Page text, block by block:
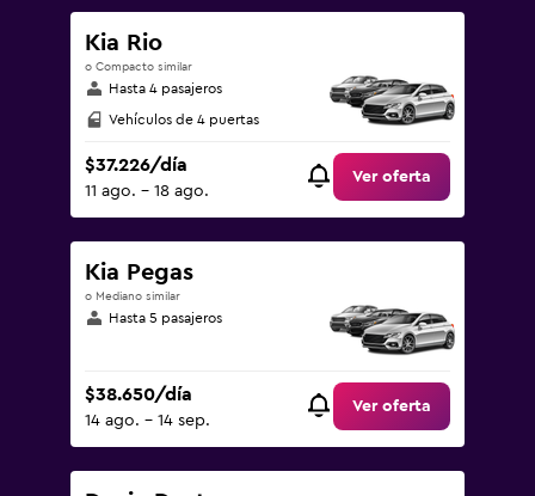
Kia Rio
o Compacto similar
Hasta 4 pasajeros
Vehículos de 4 puertas
$37.226/día
11 ago. - 18 ago.
Ver oferta
Kia Pegas
o Mediano similar
Hasta 5 pasajeros
$38.650/día
14 ago. - 14 sep.
Ver oferta